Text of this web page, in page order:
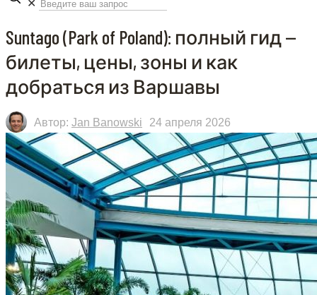
✕
Suntago (Park of Poland): полный гид —
билеты, цены, зоны и как
добраться из Варшавы
Автор: Jan Banowski 24 апреля 2026